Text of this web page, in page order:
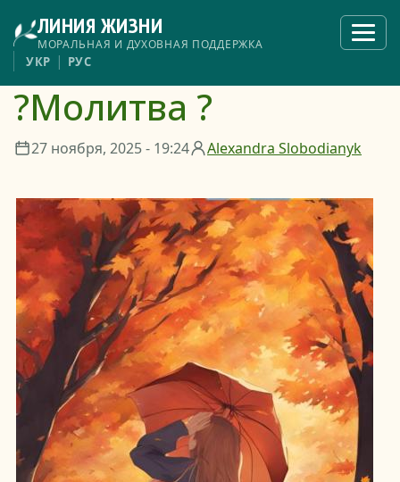
основному
содержанию
ЛИНИЯ ЖИЗНИ
МОРАЛЬНАЯ И ДУХОВНАЯ ПОДДЕРЖКА
меню
УКР РУС
?Молитва ?
27 ноября, 2025 - 19:24 Alexandra Slobodianyk